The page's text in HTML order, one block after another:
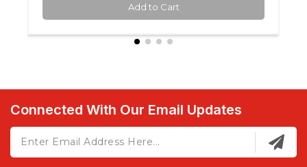
Add to Cart
Connected With Our Email Updates